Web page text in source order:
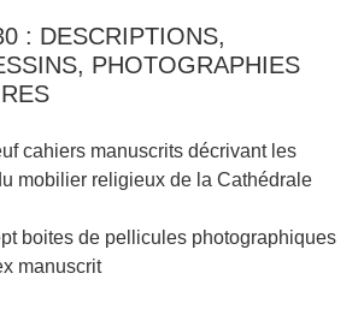
: DESCRIPTIONS,
PHOTOGRAPHIES
cahiers manuscrits décrivant les
mobilier religieux de la Cathédrale
boites de pellicules photographiques
manuscrit